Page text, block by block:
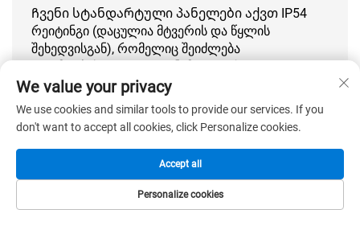
Ჩვენი სტანდარტული პანელები აქვთ IP54
რეიტინგი (დაცულია მტვერის და წყლის
შეხედვისგან), რომელიც შეიძლება
მოთხოვნების მეტი პირობებისთვის. ყველა
კომპონენტი ინდუსტრიული ხარისხისაა და
შეესაბამება საერთაშორისო სტანდარტებს
(IEC/UL). ჩვენ შეგვიძლია ინდივიდუალურად
და მასალის საფარველი, რათა
უზრუნველყოფოთ სანდო მუშაობა კონკრეტულ
გარემოში, მაგალითად მაღალი ტემპერატურის,
We value your privacy
We use cookies and similar tools to provide our services. If you
don't want to accept all cookies, click Personalize cookies.
Personalize cookies
Accept all